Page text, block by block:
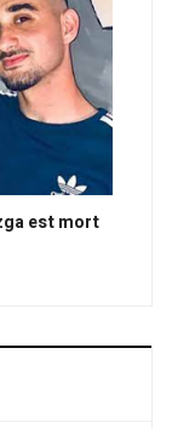
est mort